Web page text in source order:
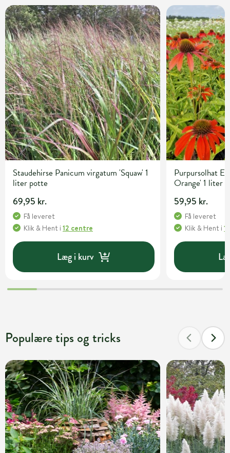
Staudehirse Panicum virgatum 'Squaw' 1
liter potte
69,95 kr.
Få leveret
Klik & Hent i 12 centre
Læg i kurv
Purpursolhat
Orange' 1 liter
59,95 kr.
Få leveret
Klik & Hent i
Populære tips og tricks